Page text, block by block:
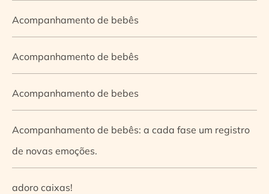
Acompanhamento de bebês
Acompanhamento de bebês
Acompanhamento de bebes
Acompanhamento de bebês: a cada fase um registro
de novas emoções.
adoro caixas!